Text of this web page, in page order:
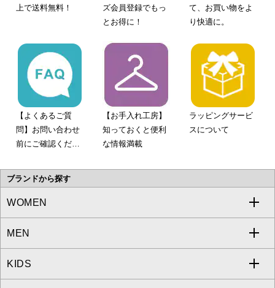
上で送料無料！
ズ会員登録でもっ
とお得に！
て、お買い物をよ
り快適に。
【よくあるご質
問】お問い合わせ
前にご確認くださ
【お手入れ工房】
知っておくと便利
な情報満載
ラッピングサービ
スについて
ブランドから探す
WOMEN
a.v.v
MICHEL KLEIN
MEN
a.v.v
KIDS